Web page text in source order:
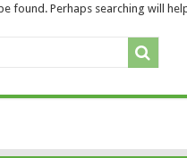
found. Perhaps searching will